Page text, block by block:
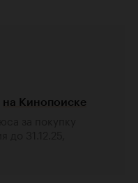
на Кинопоиске